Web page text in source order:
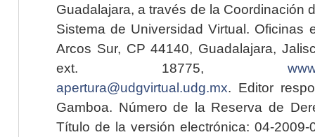
Guadalajara, a través de la Coordinación
Sistema de Universidad Virtual. Oficinas
Arcos Sur, CP 44140, Guadalajara,
ext. 18775,
apertura@udgvirtual.udg.mx. Editor
Gamboa. Número de la Reserva de
Título de la versión electrónica: 04-2009-